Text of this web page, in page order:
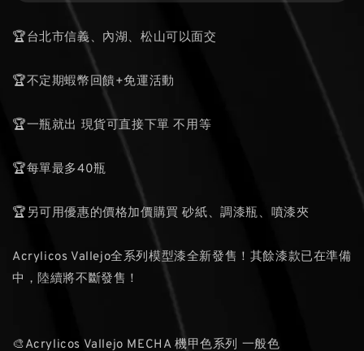
🏆台北市信義、內湖、松山可以面交
🏆不定期蝦幣回饋+免運活動
🏆一瓶就出 現貨可直接下單 不用等
🏆每單最多40瓶
🏆另可用優惠的價格加價購買 砂紙、調漆瓶、噴漆夾
Acrylicos Vallejo全系列模型漆全新發售！其餘漆款已在準備
中，陸續將不斷發售！
🎨Acrylicos Vallejo MECHA 機甲色系列 一般色